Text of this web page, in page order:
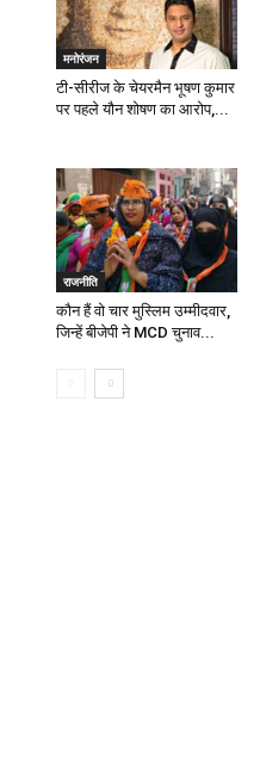
मनोरंजन
टी-सीरीज के चेयरमैन भूषण कुमार
पर पहले यौन शोषण का आरोप,...
राजनीति
कौन हैं वो चार मुस्लिम उम्मीदवार,
जिन्हें बीजेपी ने MCD चुनाव...